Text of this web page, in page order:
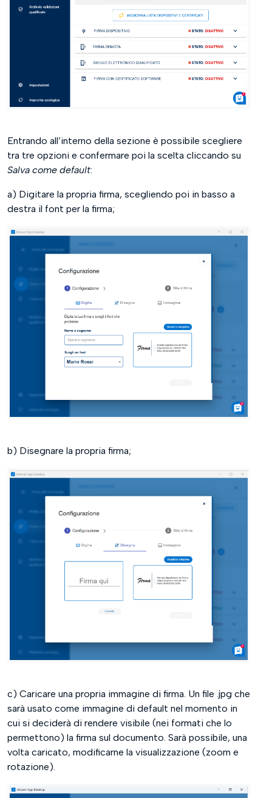
Entrando all’interno della sezione è possibile scegliere
tra tre opzioni e confermare poi la scelta cliccando su
Salva come default:
a) Digitare la propria firma, scegliendo poi in basso a
destra il font per la firma;
b) Disegnare la propria firma;
c) Caricare una propria immagine di firma. Un file .jpg che
sarà usato come immagine di default nel momento in
cui si deciderà di rendere visibile (nei formati che lo
permettono) la firma sul documento. Sarà possibile, una
volta caricato, modificarne la visualizzazione (zoom e
rotazione).